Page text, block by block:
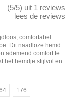
(5/5) uit 1 reviews
lees de reviews
comfortabel
Dit naadloze hemd
ademend comfort te
het hemdje stijlvol en
176